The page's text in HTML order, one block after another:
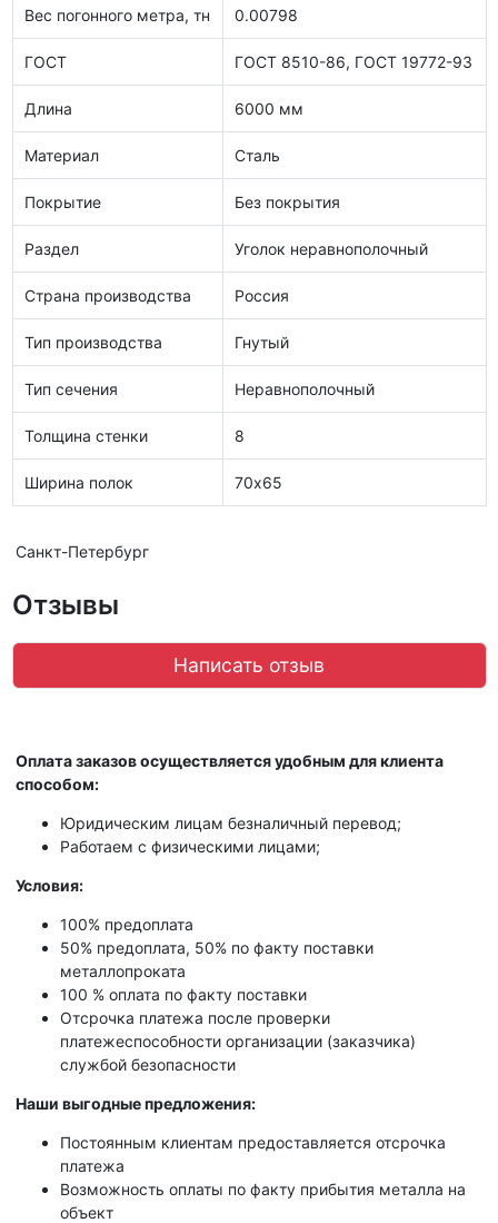
Вес погонного метра, тн 0.00798
ГОСТ ГОСТ 8510-86, ГОСТ 19772-93
Длина 6000 мм
Материал Сталь
Покрытие Без покрытия
Раздел Уголок неравнополочный
Страна производства Россия
Тип производства Гнутый
Тип сечения Неравнополочный
Толщина стенки 8
Ширина полок 70х65
Санкт-Петербург
Отзывы
Написать отзыв
Оплата заказов осуществляется удобным для клиента
способом:
Юридическим лицам безналичный перевод;
Работаем с физическими лицами;
Условия:
100% предоплата
50% предоплата, 50% по факту поставки
металлопроката
100 % оплата по факту поставки
Отсрочка платежа после проверки
платежеспособности организации (заказчика)
службой безопасности
Наши выгодные предложения:
Постоянным клиентам предоставляется отсрочка
платежа
Возможность оплаты по факту прибытия металла на
объект